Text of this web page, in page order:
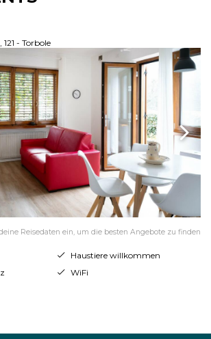
- Torbole
Reisedaten ein, um die besten Angebote zu finden
Haustiere willkommen
WiFi